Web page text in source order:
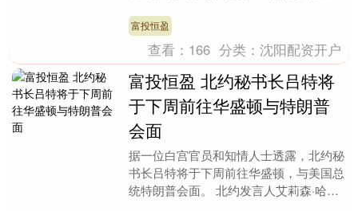
班，鞋都没来得及换....
富投恒盈
查看： 166 分类：沈阳配资开户
富投恒盈 北约秘书长吕特将
于下周前往华盛顿与特朗普
会面
据一位白宫官员和知情人士透露，北约秘
书长吕特将于下周前往华盛顿，与美国总
统特朗普会面。 北约发言人艾莉森·哈特